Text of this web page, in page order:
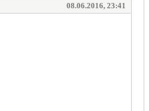
08.06.2016, 23:41